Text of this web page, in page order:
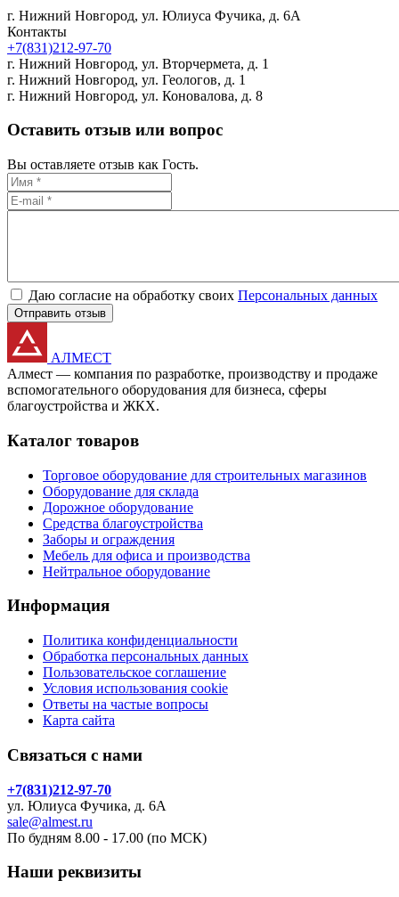
г. Нижний Новгород, ул. Юлиуса Фучика, д. 6А
Контакты
+7(831)212-97-70
г. Нижний Новгород, ул. Вторчермета, д. 1
г. Нижний Новгород, ул. Геологов, д. 1
г. Нижний Новгород, ул. Коновалова, д. 8
Оставить отзыв или вопрос
Вы оставляете отзыв как Гость.
Даю согласие на обработку своих Персональных данных
Отправить отзыв
АЛМЕСТ
Алмест — компания по разработке, производству и продаже
вспомогательного оборудования для бизнеса, сферы
благоустройства и ЖКХ.
Каталог товаров
Торговое оборудование для строительных магазинов
Оборудование для склада
Дорожное оборудование
Средства благоустройства
Заборы и ограждения
Мебель для офиса и производства
Нейтральное оборудование
Информация
Политика конфиденциальности
Обработка персональных данных
Пользовательское соглашение
Условия использования cookie
Ответы на частые вопросы
Карта сайта
Связаться с нами
+7(831)212-97-70
ул. Юлиуса Фучика, д. 6А
sale@almest.ru
По будням 8.00 - 17.00 (по МСК)
Наши реквизиты